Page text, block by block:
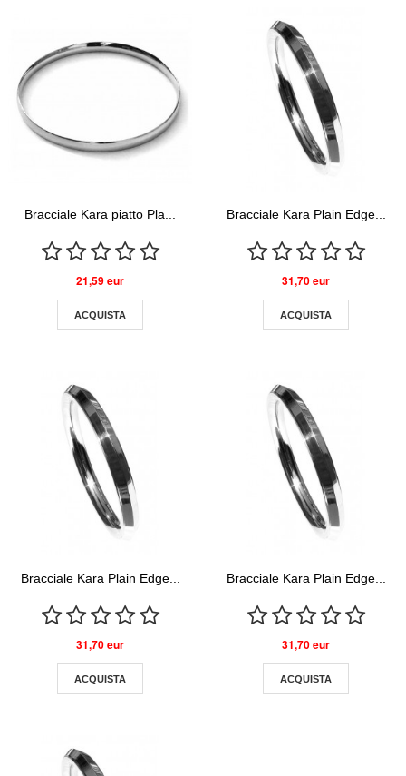
Bracciale Kara piatto Pla...
21,59 eur
ACQUISTA
Bracciale Kara Plain Edge...
31,70 eur
ACQUISTA
Bracciale Kara Plain Edge...
31,70 eur
ACQUISTA
Bracciale Kara Plain Edge...
31,70 eur
ACQUISTA